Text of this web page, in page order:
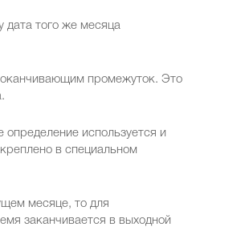
дата того же месяца
промежуток. Это
используется и
в специальном
месяце, то для
заканчивается в выходной